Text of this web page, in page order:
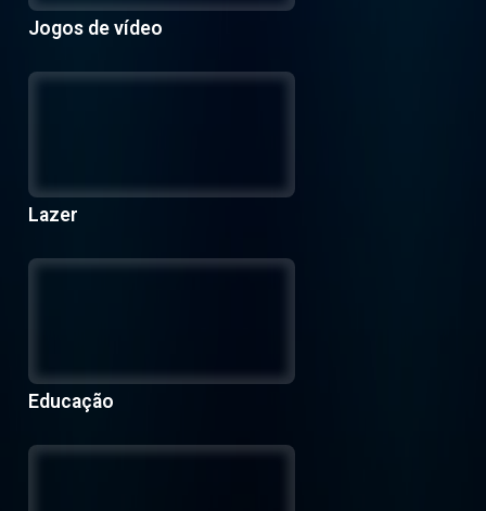
Jogos de vídeo
Lazer
Educação